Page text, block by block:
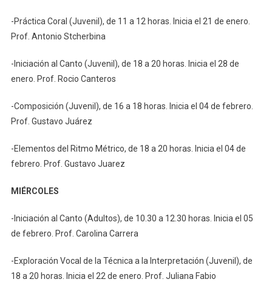
-Práctica Coral (Juvenil), de 11 a 12 horas. Inicia el 21 de enero.
Prof. Antonio Stcherbina
-Iniciación al Canto (Juvenil), de 18 a 20 horas. Inicia el 28 de
enero. Prof. Rocio Canteros
-Composición (Juvenil), de 16 a 18 horas. Inicia el 04 de febrero.
Prof. Gustavo Juárez
-Elementos del Ritmo Métrico, de 18 a 20 horas. Inicia el 04 de
febrero. Prof. Gustavo Juarez
MIÉRCOLES
-Iniciación al Canto (Adultos), de 10.30 a 12.30 horas. Inicia el 05
de febrero. Prof. Carolina Carrera
-Exploración Vocal de la Técnica a la Interpretación (Juvenil), de
18 a 20 horas. Inicia el 22 de enero. Prof. Juliana Fabio